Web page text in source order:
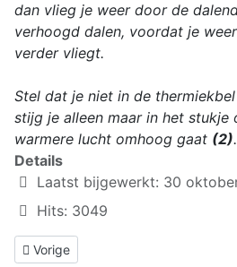
dan vlieg je weer door de
verhoogd dalen, voordat je
verder vliegt.
Stel dat je niet in de
stijg je alleen maar in het stukje
warmere lucht omhoog gaat (2).
Details
Laatst bijgewerkt: 30
Hits: 3049
Vorig artikel: 4.06 Rechtuitvliegen,
Vorige